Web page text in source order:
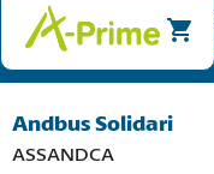
Andbus Solidari
ASSANDCA